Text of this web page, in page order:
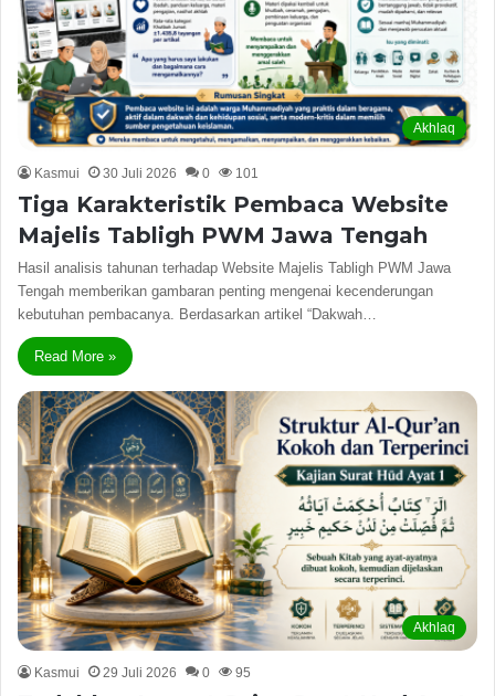
Akhlaq
Kasmui 30 Juli 2026 0 101
Tiga Karakteristik Pembaca Website
Majelis Tabligh PWM Jawa Tengah
Hasil analisis tahunan terhadap Website Majelis Tabligh PWM Jawa
Tengah memberikan gambaran penting mengenai kecenderungan
kebutuhan pembacanya. Berdasarkan artikel “Dakwah…
Read More »
Akhlaq
Kasmui 29 Juli 2026 0 95